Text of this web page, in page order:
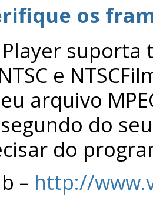
os
Player
e
arquivo
do
do
– http://